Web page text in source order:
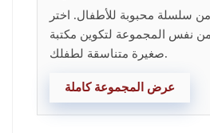
سلسلة محبوبة للأطفال. اختر
نفس المجموعة لتكوين مكتبة
صغيرة متناسقة لطفلك.
عرض المجموعة كاملة